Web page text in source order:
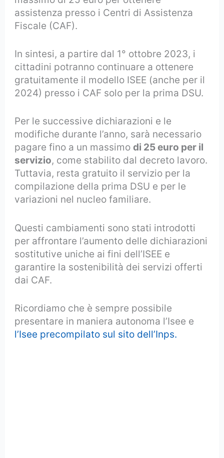
assistenza presso i Centri di Assistenza
Fiscale (CAF).
In sintesi, a partire dal 1° ottobre 2023, i
cittadini potranno continuare a ottenere
gratuitamente il modello ISEE (anche per il
2024) presso i CAF solo per la prima DSU.
Per le successive dichiarazioni e le
modifiche durante l’anno, sarà necessario
pagare fino a un massimodi 25 euro per il
servizio, come stabilito dal decreto lavoro.
Tuttavia, resta gratuito il servizio per la
compilazione della prima DSU e per le
variazioni nel nucleo familiare.
Questi cambiamenti sono stati introdotti
per affrontare l’aumento delle dichiarazioni
sostitutive uniche ai fini dell’ISEE e
garantire la sostenibilità dei servizi offerti
dai CAF.
Ricordiamo che è sempre possibile
presentare in maniera autonoma l’Isee e
l’Isee precompilato sul sito dell’Inps.